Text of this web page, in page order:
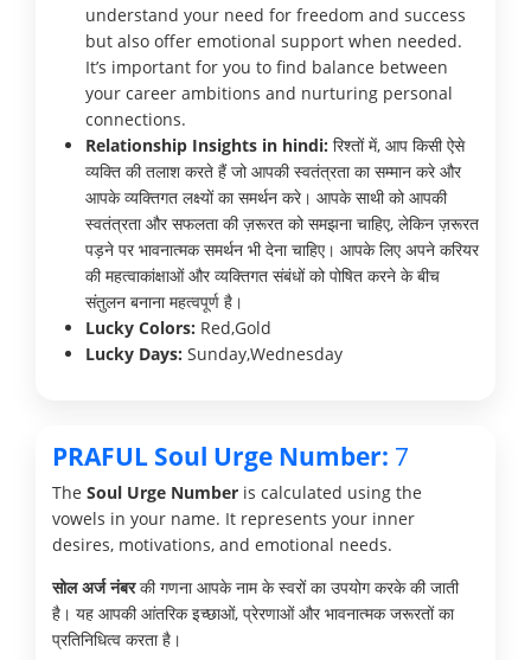
understand your need for freedom and success
but also offer emotional support when needed.
It’s important for you to find balance between
your career ambitions and nurturing personal
connections.
Relationship Insights in hindi: रिश्तों में, आप किसी ऐसे
व्यक्ति की तलाश करते हैं जो आपकी स्वतंत्रता का सम्मान करे और
आपके व्यक्तिगत लक्ष्यों का समर्थन करे। आपके साथी को आपकी
स्वतंत्रता और सफलता की ज़रूरत को समझना चाहिए, लेकिन ज़रूरत
पड़ने पर भावनात्मक समर्थन भी देना चाहिए। आपके लिए अपने करियर
की महत्वाकांक्षाओं और व्यक्तिगत संबंधों को पोषित करने के बीच
संतुलन बनाना महत्वपूर्ण है।
Lucky Colors: Red,Gold
Lucky Days: Sunday,Wednesday
PRAFUL Soul Urge Number: 7
The Soul Urge Number is calculated using the
vowels in your name. It represents your inner
desires, motivations, and emotional needs.
सोल अर्ज नंबरकी गणना आपके नाम के स्वरों का उपयोग करके की जाती
है। यह आपकी आंतरिक इच्छाओं, प्रेरणाओं और भावनात्मक जरूरतों का
प्रतिनिधित्व करता है।